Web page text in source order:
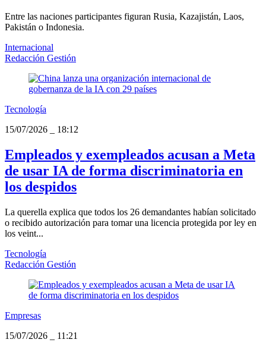
Entre las naciones participantes figuran Rusia, Kazajistán, Laos,
Pakistán o Indonesia.
Internacional
Redacción Gestión
Tecnología
15/07/2026
18:12
Empleados y exempleados acusan a Meta
de usar IA de forma discriminatoria en
los despidos
La querella explica que todos los 26 demandantes habían solicitado
o recibido autorización para tomar una licencia protegida por ley en
los veint...
Tecnología
Redacción Gestión
Empresas
15/07/2026
11:21